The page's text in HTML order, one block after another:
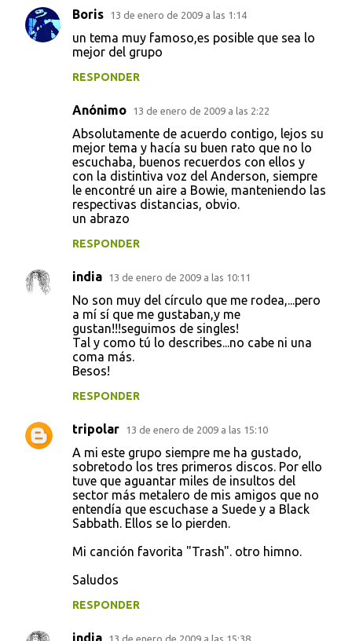
Boris 13 de enero de 2009 a las 1:14
un tema muy famoso,es posible que sea lo
mejor del grupo
RESPONDER
Anónimo 13 de enero de 2009 a las 2:22
Absolutamente de acuerdo contigo, lejos su
mejor tema y hacía su buen rato que no lo
escuchaba, buenos recuerdos con ellos y
con la distintiva voz del Anderson, siempre
le encontré un aire a Bowie, manteniendo las
respectivas distancias, obvio.
un abrazo
RESPONDER
india 13 de enero de 2009 a las 10:11
No son muy del círculo que me rodea,...pero
a mí sí que me gustaban,y me
gustan!!!seguimos de singles!
Tal y como tú lo describes...no cabe ni una
coma más.
Besos!
RESPONDER
tripolar 13 de enero de 2009 a las 15:10
A mi este grupo siempre me ha gustado,
sobretodo los tres primeros discos. Por ello
tuve que aguantar miles de insultos del
sector más metalero de mis amigos que no
entendía que escuchase a Suede y a Black
Sabbath. Ellos se lo pierden.
Mi canción favorita "Trash". otro himno.
Saludos
RESPONDER
india 13 de enero de 2009 a las 15:38